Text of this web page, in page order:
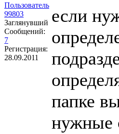
Пользователь
99803
Заглянувший
Сообщений:
7
Регистрация:
28.09.2011
если
папке
нужные